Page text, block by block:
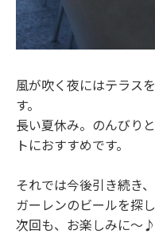
風が吹く夜にはテラス
す。
長い夏休み。のんびり
トにおすすめです。
それでは今後引き続き
ガーレンのビールを探
次回も、お楽しみに～♪